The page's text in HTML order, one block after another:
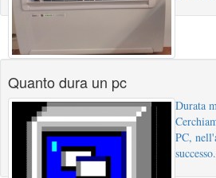
Quanto dura un pc
Durata
PC,
successo.